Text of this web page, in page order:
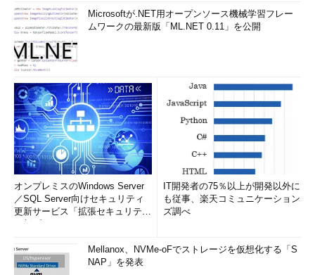
Microsoftが.NET用オープンソース機械学習フレー
ムワークの最新版「ML.NET 0.11」を公開
オンプレミスのWindows Server
／SQL Server向けセキュリティ
更新サービス「拡張セキュリティ
IT開発者の75％以上が開発以外に
も従事、楽天コミュニケーション
ズ調べ
Mellanox、NVMe-oFでストレージを仮想化する「S
NAP」を発表